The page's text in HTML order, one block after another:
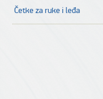
Četke za ruke i leđa